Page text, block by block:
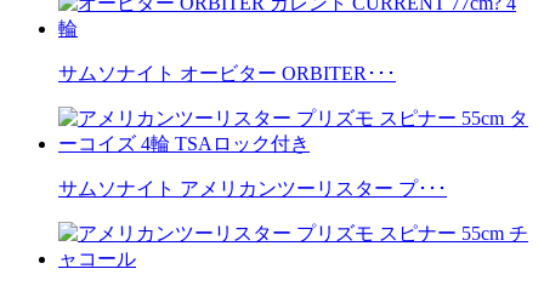
サムソナイト オービター ORBITER･･･
サムソナイト アメリカンツーリスター プ･･･